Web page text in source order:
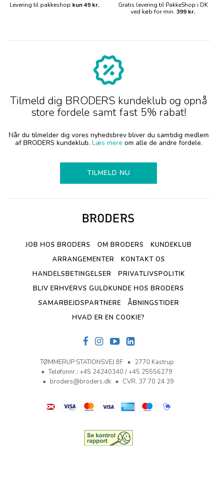
Levering til pakkeshop kun 49 kr.
Gratis levering til PakkeShop i DK
ved køb for min. 399 kr.
Tilmeld dig BRODERS kundeklub og opnå
store fordele samt fast 5% rabat!
Når du tilmelder dig vores nyhedsbrev bliver du samtidig medlem
af BRODERS kundeklub. Læs mere om alle de andre fordele.
TILMELD NU
JOB HOS BRODERS OM BRODERS
KUNDEKLUB
ARRANGEMENTER
KONTAKT OS
HANDELSBETINGELSER
PRIVATLIVSPOLITIK
BLIV ERHVERVS GULDKUNDE HOS BRODERS
SAMARBEJDSPARTNERE
ÅBNINGSTIDER
HVAD ER EN COOKIE?
TØMMERUP STATIONSVEJ 8F
2770 Kastrup
Telefonnr.: +45 24240340 / +45 25556279
broders@broders.dk
CVR. 37 70 24 39